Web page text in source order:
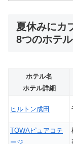
夏休みにカ
8つのホテ
ホテル名
ホテル詳細
ヒルトン成田
TOWAピュアコテ
ージ